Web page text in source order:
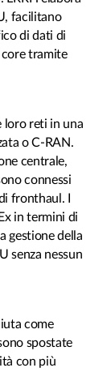
facilitano
di dati di
tramite
loro reti in una
o C-RAN.
centrale,
connessi
fronthaul. I
in termini di
gestione della
senza nessun
come
spostate
con più